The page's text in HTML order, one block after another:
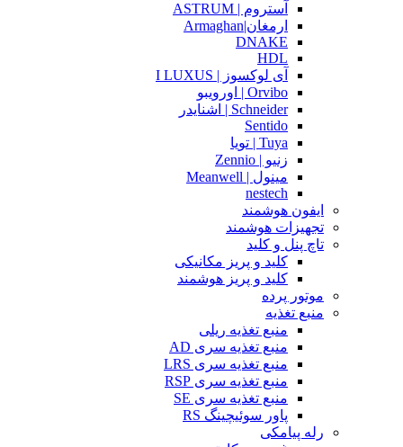
آستروم | ASTRUM
ارمغان|Armaghan
DNAKE
HDL
آی لوکسوز | I LUXUS
Orvibo | اورویبو
Schneider | اشنایدر
Sentido
Tuya | تویا
زنیو | Zennio
مینول | Meanwell
nestech
ایفون هوشمند
تجهیزات هوشمند
تاچ پنل و کلید
کلید و پریز مکانیکی
کلید و پریز هوشمند
موتور پرده
منبع تغذیه
منبع تغذیه ریلی
منبع تغذیه سری AD
منبع تغذیه سری LRS
منبع تغذیه سری RSP
منبع تغذیه سری SE
پاور سوئیچینگ RS
رله پیامکی